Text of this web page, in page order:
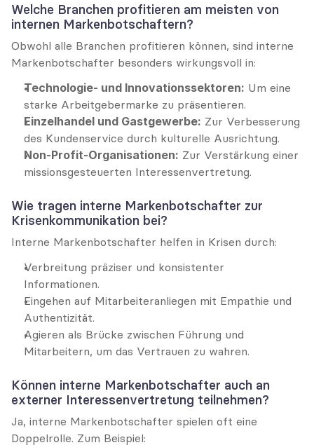
Welche Branchen profitieren am meisten von
internen Markenbotschaftern?
Obwohl alle Branchen profitieren können, sind interne
Markenbotschafter besonders wirkungsvoll in:
Technologie- und Innovationssektoren: Um eine
starke Arbeitgebermarke zu präsentieren.
Einzelhandel und Gastgewerbe: Zur Verbesserung
des Kundenservice durch kulturelle Ausrichtung.
Non-Profit-Organisationen: Zur Verstärkung einer
missionsgesteuerten Interessenvertretung.
Wie tragen interne Markenbotschafter zur
Krisenkommunikation bei?
Interne Markenbotschafter helfen in Krisen durch:
Verbreitung präziser und konsistenter
Informationen.
Eingehen auf Mitarbeiteranliegen mit Empathie und
Authentizität.
Agieren als Brücke zwischen Führung und
Mitarbeitern, um das Vertrauen zu wahren.
Können interne Markenbotschafter auch an
externer Interessenvertretung teilnehmen?
Ja, interne Markenbotschafter spielen oft eine
Doppelrolle. Zum Beispiel: